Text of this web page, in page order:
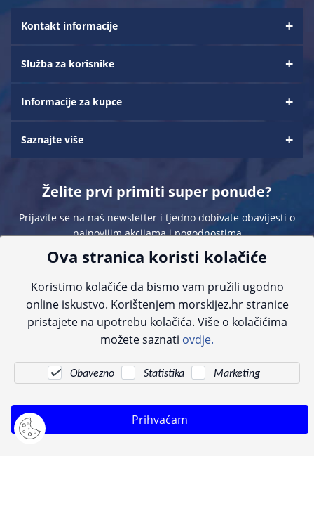
Kontakt informacije
Služba za korisnike
Informacije za kupce
Saznajte više
Želite prvi primiti super ponude?
Prijavite se na naš newsletter i tjedno dobivate obavijesti o
najnovijim akcijama i pogodnostima
Sve navedene cijene sadrže PDV. Pokušavamo osigurati što preciznije
informacije, ali zbog tehnoloških ograničenja ne možemo garantirati potpunu
kontaktirajte nas putem telefona:+385 23 231 761ili e-maila:info@morskijez.hr
Ova stranica koristi kolačiće
Koristimo kolačiće da bismo vam pružili ugodno
online iskustvo. Korištenjem morskijez.hr stranice
pristajete na upotrebu kolačića. Više o kolačićima
možete saznati ovdje.
Obavezno Statistika Marketing
Prihvaćam